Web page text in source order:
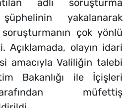
adli soruşturma
yakalanarak
soruşturmanın çok yönlü
Açıklamada, olayın idari
amacıyla Valiliğin talebi
Bakanlığı ile İçişleri
müfettiş